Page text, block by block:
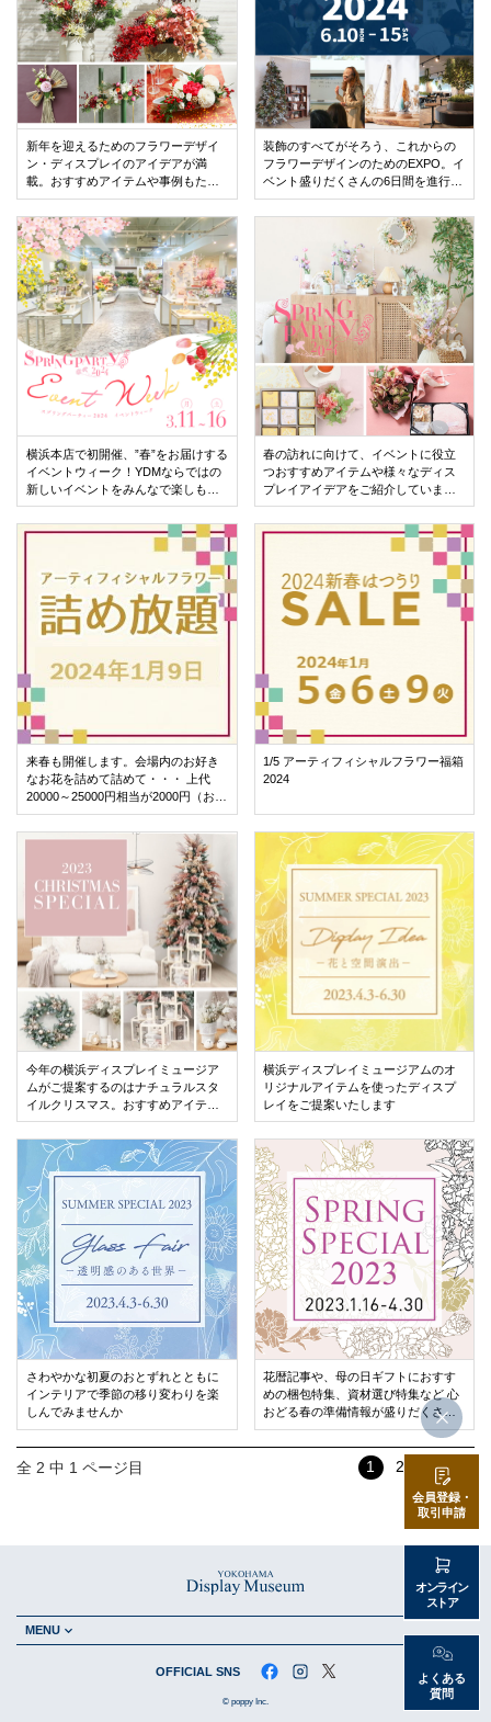
新年を迎えるためのフラワーデザイ
ン・ディスプレイのアイデアが満
載。おすすめアイテムや事例もたっ
ぷりとご紹介します！
装飾のすべてがそろう、これからの
フラワーデザインのためのEXPO。イ
ベント盛りだくさんの6日間を進行い
たします。
横浜本店で初開催、”春”をお届けする
イベントウィーク！YDMならではの
新しいイベントをみんなで楽しも
う！
春の訪れに向けて、イベントに役立
つおすすめアイテムや様々なディス
プレイアイデアをご紹介していま
す。
来春も開催します。会場内のお好き
なお花を詰めて詰めて・・・ 上代
20000～25000円相当が2000円（お渡
し価格、税別） アーティフィシャル
フラワー詰め放題
1/5 アーティフィシャルフラワー福箱
2024
今年の横浜ディスプレイミュージア
ムがご提案するのはナチュラルスタ
イルクリスマス。おすすめアイテム
やおしゃれなディスプレイアイデア
をご紹介しています。
横浜ディスプレイミュージアムのオ
リジナルアイテムを使ったディスプ
レイをご提案いたします
さわやかな初夏のおとずれとともに
インテリアで季節の移り変わりを楽
しんでみませんか
花暦記事や、母の日ギフトにおすす
めの梱包特集、資材選び特集など 心
おどる春の準備情報が盛りだくさん
です♪
全 2 中 1 ページ目 1 2 次へ ›
会員登録・
取引申請
オンライン
ストア
よくある
質問
MENU
OFFICIAL SNS
© poppy Inc.